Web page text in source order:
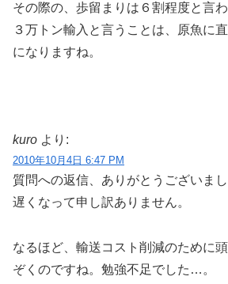
その際の、歩留まりは６割程度と言わ
３万トン輸入と言うことは、原魚に
になりますね。
kuro より:
2010年10月4日 6:47 PM
質問への返信、ありがとうございま
遅くなって申し訳ありません。
なるほど、輸送コスト削減のために
ぞくのですね。勉強不足でした…。